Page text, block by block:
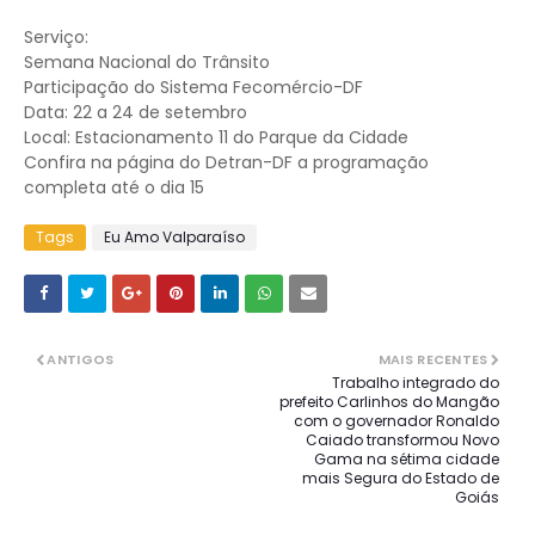
Serviço:
Semana Nacional do Trânsito
Participação do Sistema Fecomércio-DF
Data: 22 a 24 de setembro
Local: Estacionamento 11 do Parque da Cidade
Confira na página do Detran-DF a programação
completa até o dia 15
Tags Eu Amo Valparaíso
MAIS RECENTES
Trabalho integrado do
prefeito Carlinhos do Mangão
com o governador Ronaldo
Caiado transformou Novo
Gama na sétima cidade
mais Segura do Estado de
Goiás
ANTIGOS